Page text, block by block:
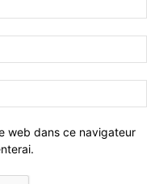
web dans ce navigateur